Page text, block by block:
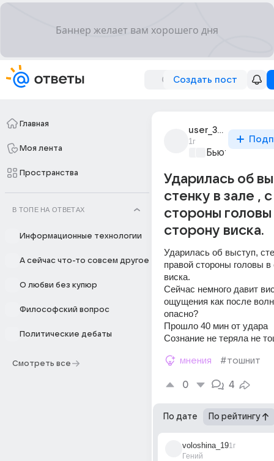
Создать пост
Главная
Моя лента
Пространства
В ТОПЕ НА ОТВЕТАХ
Информационные технологии
А сейчас что-то совсем другое
О любви без купюр
Философский вопрос
Политические дебаты
Смотреть все
user_300234286
1г
Бьютилэнд
Ударилась об
стенку в зале ,
стороны головы
сторону виска.
Ударилась об выступ,
правой стороны головы в
виска.
Сейчас немного давит
ощущения как после
опасно?
Прошло 40 мин от удара
Сознание не теряла не
мнения #тошнит
0 4
По дате По рейтингу
voloshina_19
Гений
1г